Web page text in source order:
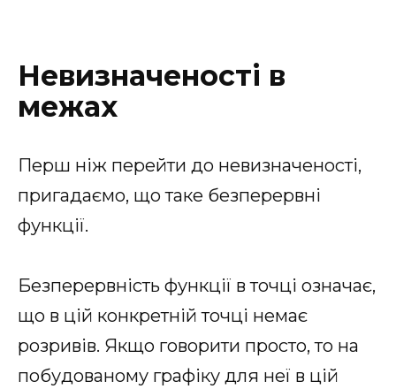
Невизначеності в
межах
Перш ніж перейти до невизначеності,
пригадаємо, що таке безперервні
функції.
Безперервність функції в точці означає,
що в цій конкретній точці немає
розривів. Якщо говорити просто, то на
побудованому графіку для неї в цій